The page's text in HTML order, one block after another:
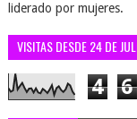
liderado por mujeres.
VISITAS DESDE 24 DE
4 6